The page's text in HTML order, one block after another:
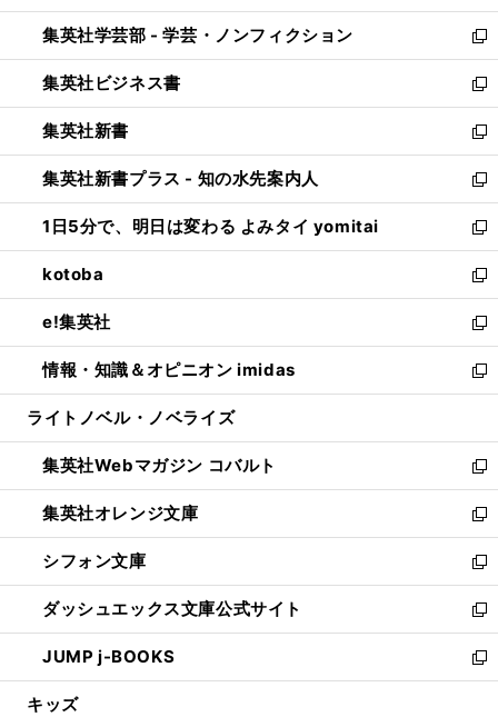
開
く
ウ
で
開
く
ン
ド
ウ
で
開
く
ウ
ィ
ン
ド
ウ
で
開
く
集英社学芸部 - 学芸・ノンフィクション
新
し
い
ウ
ィ
ン
ド
ウ
で
開
く
集英社ビジネス書
新
し
い
ウ
ィ
ン
ド
ウ
で
開
く
集英社新書
新
し
い
ウ
ィ
ン
ド
ウ
で
開
く
集英社新書プラス - 知の水先案内人
新
し
い
ウ
ィ
ン
ド
ウ
で
開
1日5分で、明日は変わる よみタイ yomitai
新
し
い
ウ
ィ
ン
ド
ウ
開
く
kotoba
新
し
い
ウ
ィ
ン
ウ
で
開
く
e!集英社
新
し
い
ウ
ン
ド
ウ
で
開
く
情報・知識＆オピニオン imidas
新
し
ウ
ィ
ン
ド
ウ
で
開
く
ライトノベル・ノベライズ
集英社Webマガジン コバルト
新
し
い
ウ
ィ
ン
ド
ウ
で
開
集英社オレンジ文庫
新
し
い
ウ
ィ
ン
ド
ウ
シフォン文庫
新
し
い
ウ
ィ
ン
ダッシュエックス文庫公式サイト
新
し
い
ウ
JUMP j-BOOKS
新
し
キッズ